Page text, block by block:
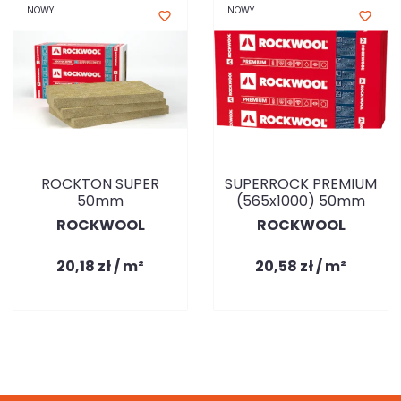
NOWY favorite_border
ROCKTON SUPER
50mm
ROCKWOOL
20,18 zł / m²
NOWY favorite_border
SUPERROCK PREMIUM
(565x1000) 50mm
ROCKWOOL
20,58 zł / m²